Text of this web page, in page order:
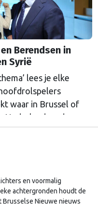
Berendsen in
Syrië
lees je elke
waar in Brussel of
op de
en voormalig
achtergronden houdt de
Brusselse Nieuwe nieuws